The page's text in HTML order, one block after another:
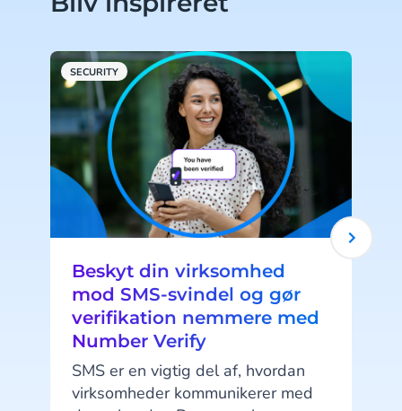
SECURITY
Beskyt din virksomhed
mod SMS-svindel og gør
verifikation nemmere med
Number Verify
SMS er en vigtig del af, hvordan
virksomheder kommunikerer med